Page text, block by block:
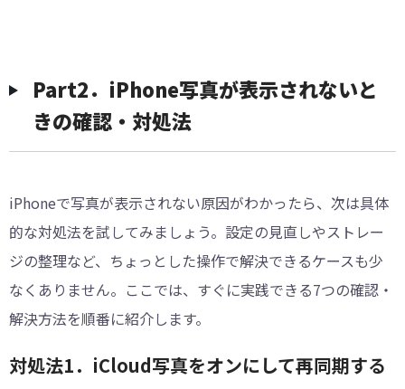
Part2．iPhone写真が表示されないと
きの確認・対処法
iPhoneで写真が表示されない原因がわかったら、次は具体
的な対処法を試してみましょう。設定の見直しやストレー
ジの整理など、ちょっとした操作で解決できるケースも少
なくありません。ここでは、すぐに実践できる7つの確認・
解決方法を順番に紹介します。
対処法1．iCloud写真をオンにして再同期する